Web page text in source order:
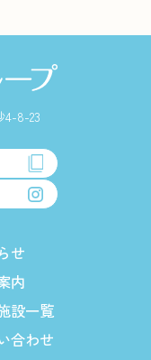
8-23
せ
内
設一覧
合わせ